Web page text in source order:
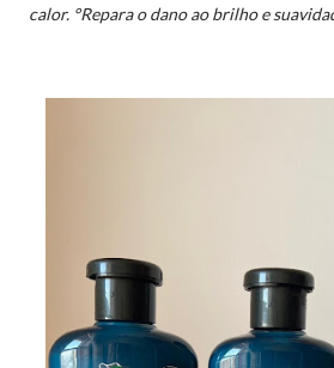
calor. °Repara o dano ao brilho e